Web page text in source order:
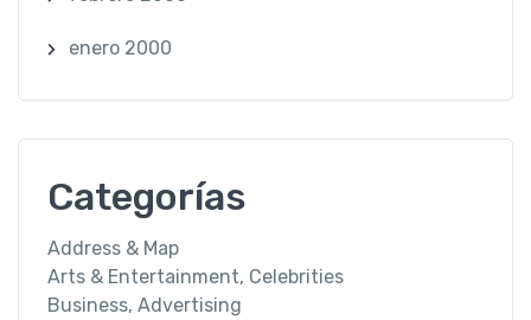
enero 2000
Categorías
Address & Map
Arts & Entertainment, Celebrities
Business, Advertising